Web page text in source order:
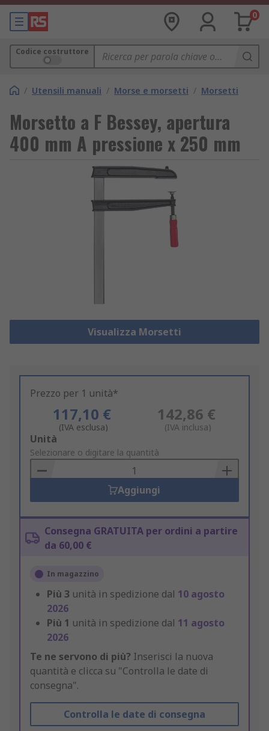
0
Codice costruttore
/ Utensili manuali / Morse e morsetti / Morsetti
Morsetto a F Bessey, apertura
400 mm A pressione x 250 mm
Visualizza Morsetti
Prezzo per 1 unità*
117,10 €
(IVA esclusa)
142,86 €
(IVA inclusa)
Add
to
Basket
Unità
Selezionare o digitare la quantità
Aggiungi
Consegna GRATUITA per ordini a partire
da 60,00 €
In magazzino
Più 3 unità in spedizione dal 10 agosto
2026
Più 1 unità in spedizione dal 11 agosto
2026
Te ne servono di più? Inserisci la nuova
quantità e clicca su "Controlla le date di
consegna".
Controlla le date di consegna